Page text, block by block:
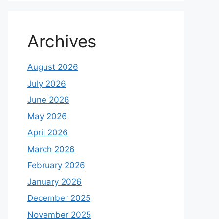
Archives
August 2026
July 2026
June 2026
May 2026
April 2026
March 2026
February 2026
January 2026
December 2025
November 2025